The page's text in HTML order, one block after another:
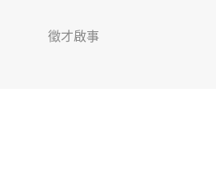
徵才啟事